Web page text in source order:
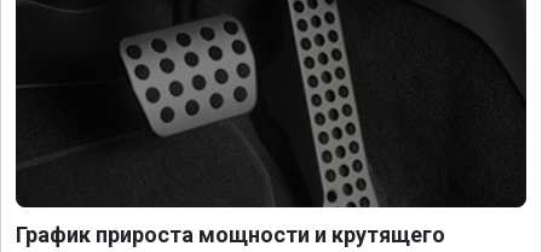
График прироста мощности и крутящего